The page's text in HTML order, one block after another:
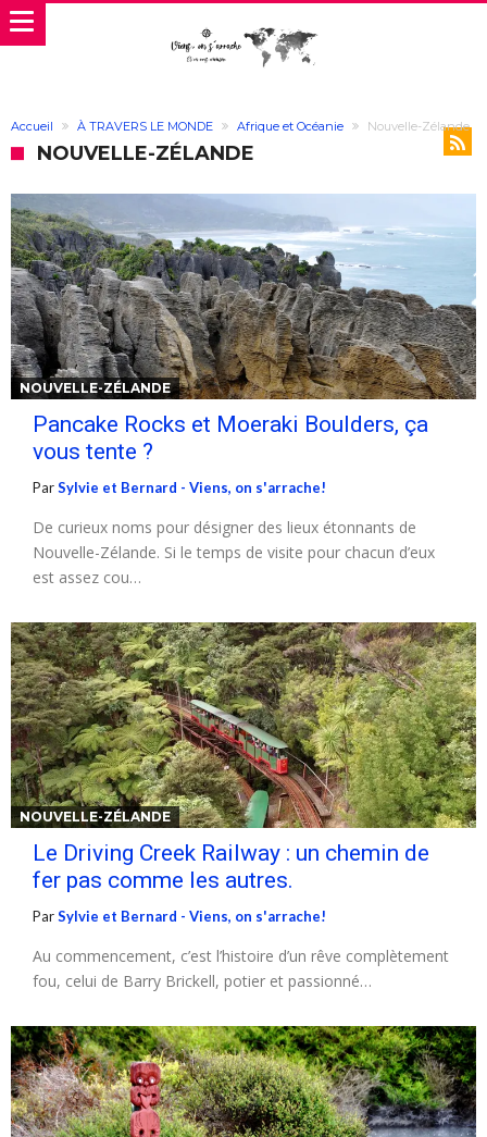
Accueil À TRAVERS LE MONDE Afrique et Océanie Nouvelle-Zélande
NOUVELLE-ZÉLANDE
NOUVELLE-ZÉLANDE
Pancake Rocks et Moeraki Boulders, ça
vous tente ?
ParSylvie et Bernard - Viens, on s'arrache!
De curieux noms pour désigner des lieux étonnants de
Nouvelle-Zélande. Si le temps de visite pour chacun d’eux
est assez cou…
NOUVELLE-ZÉLANDE
Le Driving Creek Railway : un chemin de
fer pas comme les autres.
ParSylvie et Bernard - Viens, on s'arrache!
Au commencement, c’est l’histoire d’un rêve complètement
fou, celui de Barry Brickell, potier et passionné…